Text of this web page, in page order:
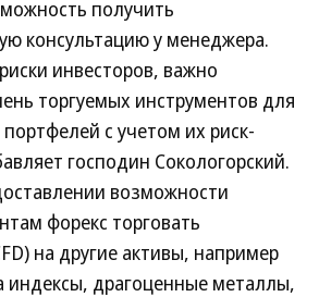
получить
консультацию у менеджера.
инвесторов, важно
торгуемых инструментов для
с учетом их риск-
господин Сокологорский.
возможности
форекс торговать
на другие активы, например
индексы, драгоценные металлы,